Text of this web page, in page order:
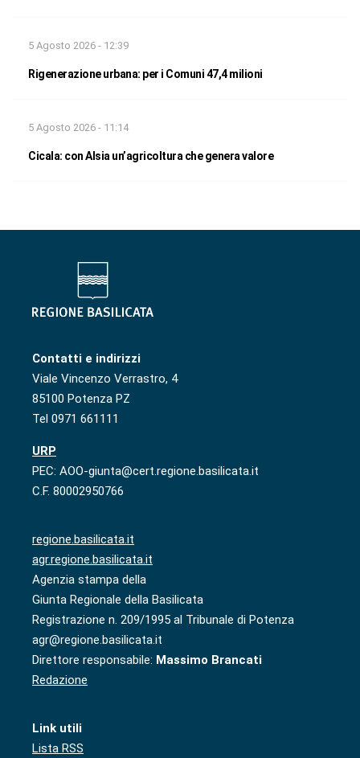
5 Agosto 2026 - 12:39
Rigenerazione urbana: per i Comuni 47,4 milioni
5 Agosto 2026 - 11:14
Cicala: con Alsia un’agricoltura che genera valore
Contatti e indirizzi
Viale Vincenzo Verrastro, 4
85100 Potenza PZ
Tel 0971 661111
URP
PEC: AOO-giunta@cert.regione.basilicata.it
C.F. 80002950766
regione.basilicata.it
agr.regione.basilicata.it
Agenzia stampa della
Giunta Regionale della Basilicata
Registrazione n. 209/1995 al Tribunale di Potenza
agr@regione.basilicata.it
Direttore responsabile: Massimo Brancati
Redazione
Link utili
Lista RSS